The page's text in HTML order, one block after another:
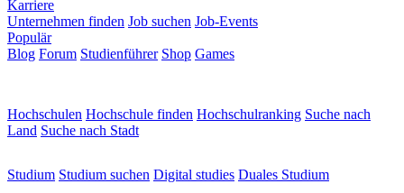
Karriere
Unternehmen finden Job suchen Job-Events
Populär
Blog Forum Studienführer Shop Games
Hochschulen Hochschule finden Hochschulranking Suche nach
Land Suche nach Stadt
Studium Studium suchen Digital studies Duales Studium